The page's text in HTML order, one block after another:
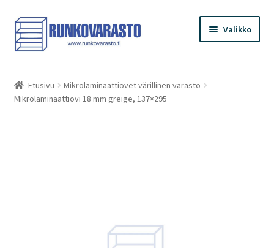
Siirry
navigointiin
Siirry
sisältöön
Valikko
Kauppa
Etusivu
Mikrolaminaattiovet värillinen varasto
Mikrolaminaattiovi 18 mm greige, 137×295